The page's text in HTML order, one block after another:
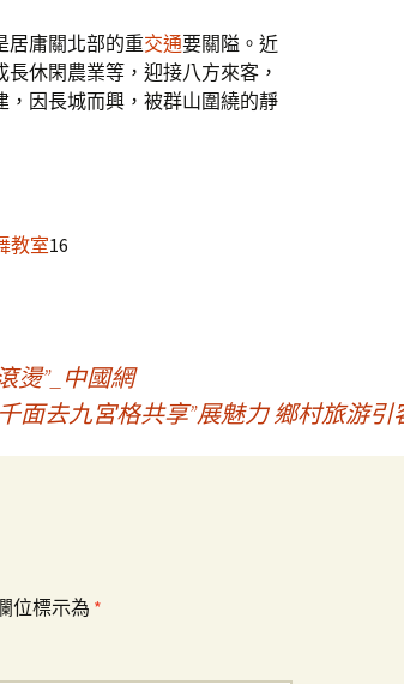
居庸關北部的重交通要關隘。近
休閑農業等，迎接八方來客，
因長城而興，被群山圍繞的靜
教室16
燙”_中國網
面去九宮格共享”展魅力 鄉村旅游
位標示為 *